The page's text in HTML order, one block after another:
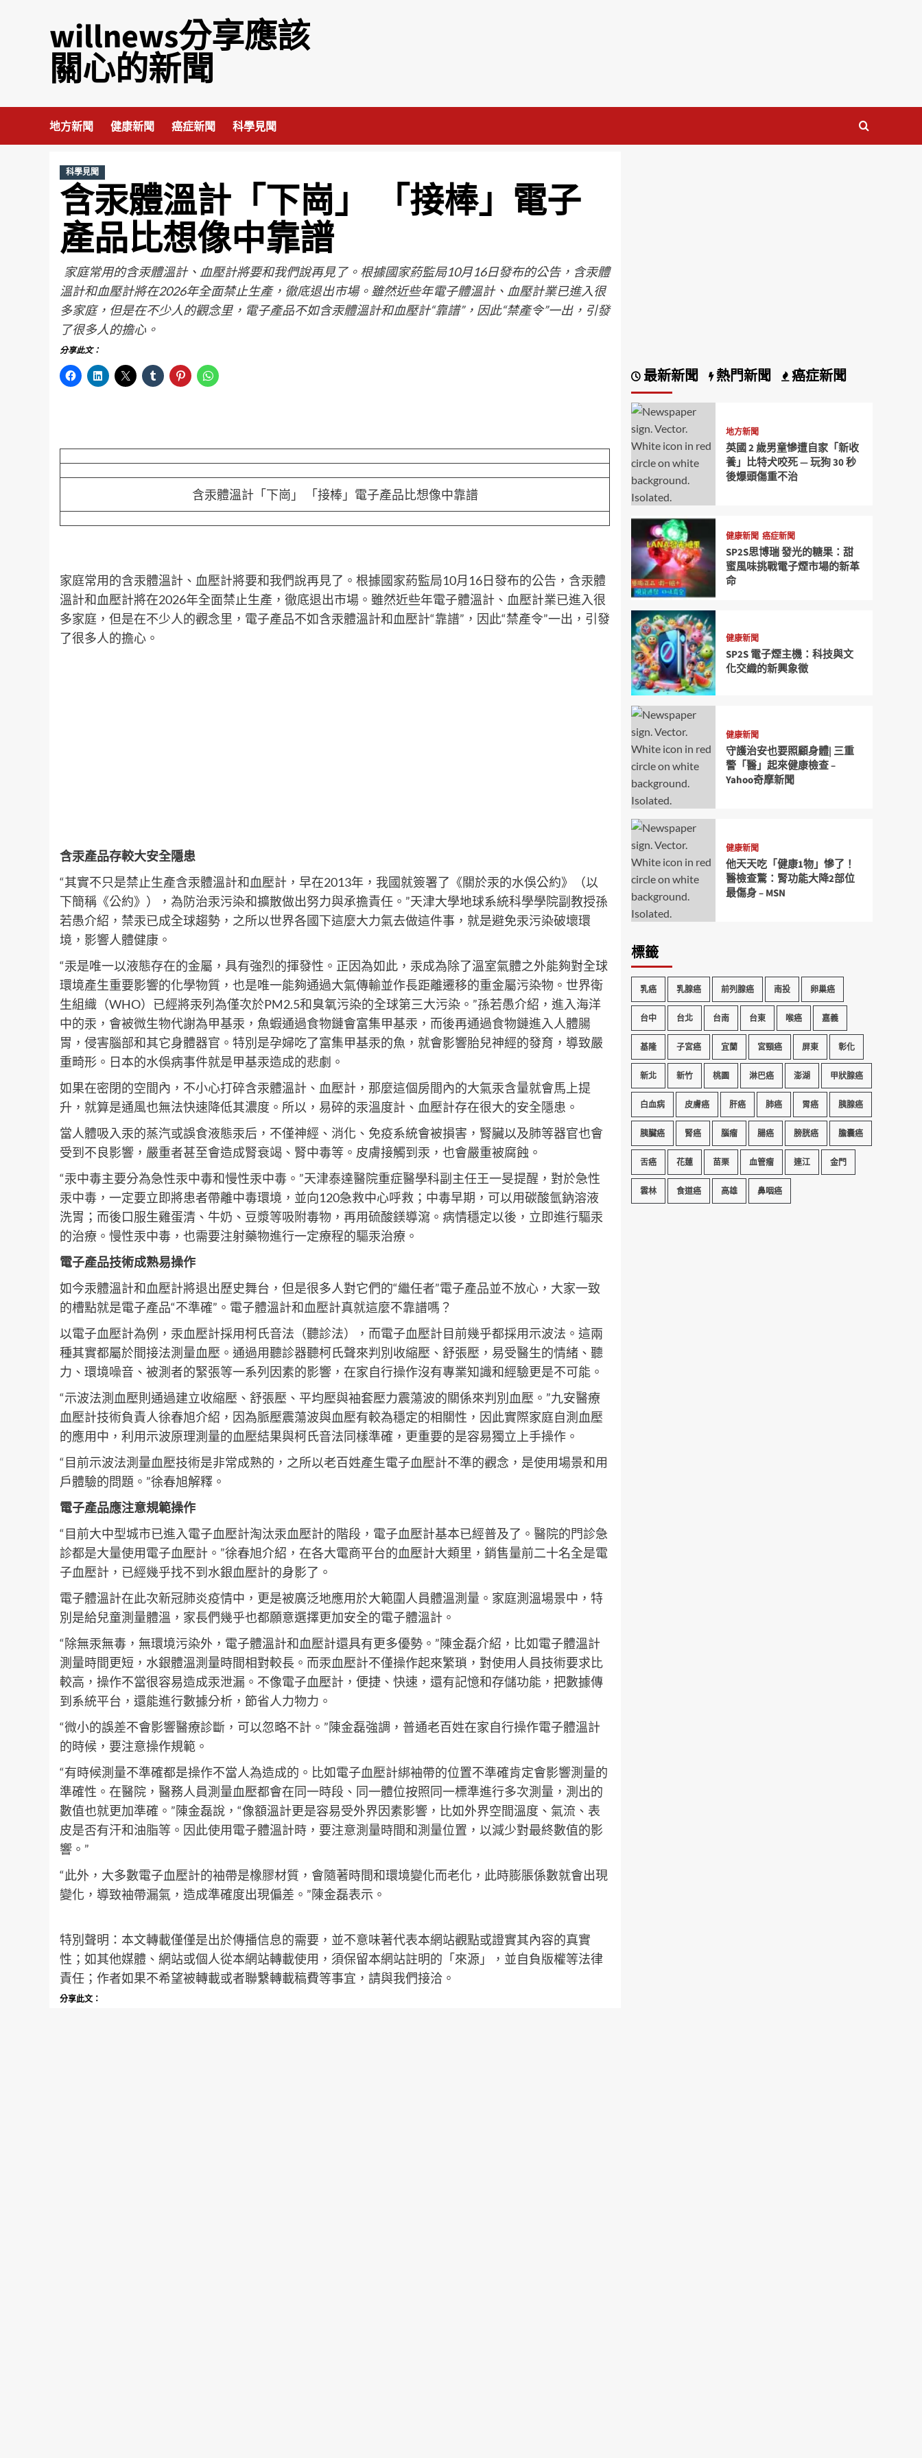
willnews分享應該
關心的新聞
地方新聞 健康新聞 癌症新聞 科學見聞
科學見聞
含汞體溫計「下崗」 「接棒」電子
產品比想像中靠譜
家庭常用的含汞體溫計、血壓計將要和我們說再見了。根據國家葯監局10月16日發布的公告，含汞體
溫計和血壓計將在2026年全面禁止生產，徹底退出市場。雖然近些年電子體溫計、血壓計業已進入很
多家庭，但是在不少人的觀念里，電子產品不如含汞體溫計和血壓計“靠譜”，因此“禁產令”一出，引發
了很多人的擔心。
分享此文：
含汞體溫計「下崗」 「接棒」電子產品比想像中靠譜
家庭常用的含汞體溫計、血壓計將要和我們說再見了。根據國家葯監局10月16日發布的公告，含汞體
溫計和血壓計將在2026年全面禁止生產，徹底退出市場。雖然近些年電子體溫計、血壓計業已進入很
多家庭，但是在不少人的觀念里，電子產品不如含汞體溫計和血壓計“靠譜”，因此“禁產令”一出，引發
了很多人的擔心。
含汞產品存較大安全隱患
“其實不只是禁止生產含汞體溫計和血壓計，早在2013年，我國就簽署了《關於汞的水俁公約》（以
下簡稱《公約》），為防治汞污染和擴散做出努力與承擔責任。”天津大學地球系統科學學院副教授孫
若愚介紹，禁汞已成全球趨勢，之所以世界各國下這麼大力氣去做這件事，就是避免汞污染破壞環
境，影響人體健康。
“汞是唯一以液態存在的金屬，具有強烈的揮發性。正因為如此，汞成為除了溫室氣體之外能夠對全球
環境產生重要影響的化學物質，也是唯一能夠通過大氣傳輸並作長距離遷移的重金屬污染物。世界衛
生組織（WHO）已經將汞列為僅次於PM2.5和臭氧污染的全球第三大污染。”孫若愚介紹，進入海洋
中的汞，會被微生物代謝為甲基汞，魚蝦通過食物鏈會富集甲基汞，而後再通過食物鏈進入人體腸
胃，侵害腦部和其它身體器官。特別是孕婦吃了富集甲基汞的魚，就會影響胎兒神經的發育，導致嚴
重畸形。日本的水俁病事件就是甲基汞造成的悲劇。
如果在密閉的空間內，不小心打碎含汞體溫計、血壓計，那麼這個房間內的大氣汞含量就會馬上提
升，就算是通風也無法快速降低其濃度。所以，易碎的汞溫度計、血壓計存在很大的安全隱患。
當人體吸入汞的蒸汽或誤食液態汞后，不僅神經、消化、免疫系統會被損害，腎臟以及肺等器官也會
受到不良影響，嚴重者甚至會造成腎衰竭、腎中毒等。皮膚接觸到汞，也會嚴重被腐蝕。
“汞中毒主要分為急性汞中毒和慢性汞中毒。”天津泰達醫院重症醫學科副主任王一旻提醒，對於急性
汞中毒，一定要立即將患者帶離中毒環境，並向120急救中心呼救；中毒早期，可以用碳酸氫鈉溶液
洗胃；而後口服生雞蛋清、牛奶、豆漿等吸附毒物，再用硫酸鎂導瀉。病情穩定以後，立即進行驅汞
的治療。慢性汞中毒，也需要注射藥物進行一定療程的驅汞治療。
電子產品技術成熟易操作
如今汞體溫計和血壓計將退出歷史舞台，但是很多人對它們的“繼任者”電子產品並不放心，大家一致
的槽點就是電子產品“不準確”。電子體溫計和血壓計真就這麼不靠譜嗎？
以電子血壓計為例，汞血壓計採用柯氏音法（聽診法），而電子血壓計目前幾乎都採用示波法。這兩
種其實都屬於間接法測量血壓。通過用聽診器聽柯氏聲來判別收縮壓、舒張壓，易受醫生的情緒、聽
力、環境噪音、被測者的緊張等一系列因素的影響，在家自行操作沒有專業知識和經驗更是不可能。
“示波法測血壓則通過建立收縮壓、舒張壓、平均壓與袖套壓力震蕩波的關係來判別血壓。”九安醫療
血壓計技術負責人徐春旭介紹，因為脈壓震蕩波與血壓有較為穩定的相關性，因此實際家庭自測血壓
的應用中，利用示波原理測量的血壓結果與柯氏音法同樣準確，更重要的是容易獨立上手操作。
“目前示波法測量血壓技術是非常成熟的，之所以老百姓產生電子血壓計不準的觀念，是使用場景和用
戶體驗的問題。”徐春旭解釋。
電子產品應注意規範操作
“目前大中型城市已進入電子血壓計淘汰汞血壓計的階段，電子血壓計基本已經普及了。醫院的門診急
診都是大量使用電子血壓計。”徐春旭介紹，在各大電商平台的血壓計大類里，銷售量前二十名全是電
子血壓計，已經幾乎找不到水銀血壓計的身影了。
電子體溫計在此次新冠肺炎疫情中，更是被廣泛地應用於大範圍人員體溫測量。家庭測溫場景中，特
別是給兒童測量體溫，家長們幾乎也都願意選擇更加安全的電子體溫計。
“除無汞無毒，無環境污染外，電子體溫計和血壓計還具有更多優勢。”陳金磊介紹，比如電子體溫計
測量時間更短，水銀體溫測量時間相對較長。而汞血壓計不僅操作起來繁瑣，對使用人員技術要求比
較高，操作不當很容易造成汞泄漏。不像電子血壓計，便捷、快速，還有記憶和存儲功能，把數據傳
到系統平台，還能進行數據分析，節省人力物力。
“微小的誤差不會影響醫療診斷，可以忽略不計。”陳金磊強調，普通老百姓在家自行操作電子體溫計
的時候，要注意操作規範。
“有時候測量不準確都是操作不當人為造成的。比如電子血壓計綁袖帶的位置不準確肯定會影響測量的
準確性。在醫院，醫務人員測量血壓都會在同一時段、同一體位按照同一標準進行多次測量，測出的
數值也就更加準確。”陳金磊說，“像額溫計更是容易受外界因素影響，比如外界空間溫度、氣流、表
皮是否有汗和油脂等。因此使用電子體溫計時，要注意測量時間和測量位置，以減少對最終數值的影
響。”
“此外，大多數電子血壓計的袖帶是橡膠材質，會隨著時間和環境變化而老化，此時膨脹係數就會出現
變化，導致袖帶漏氣，造成準確度出現偏差。”陳金磊表示。
特別聲明：本文轉載僅僅是出於傳播信息的需要，並不意味著代表本網站觀點或證實其內容的真實
性；如其他媒體、網站或個人從本網站轉載使用，須保留本網站註明的「來源」，並自負版權等法律
責任；作者如果不希望被轉載或者聯繫轉載稿費等事宜，請與我們接洽。
分享此文：
最新新聞 熱門新聞 癌症新聞
地方新聞
英國 2 歲男童慘遭自家「新收
養」比特犬咬死 — 玩狗 30 秒
後爆頭傷重不治
健康新聞 癌症新聞
SP2S思博瑞 發光的糖果：甜
蜜風味挑戰電子煙市場的新革
命
健康新聞
SP2S 電子煙主機：科技與文
化交織的新興象徵
健康新聞
守護治安也要照顧身體| 三重
警「醫」起來健康檢查 –
Yahoo奇摩新聞
健康新聞
他天天吃「健康1物」慘了！
醫檢查驚：腎功能大降2部位
最傷身 – MSN
標籤
乳癌 乳腺癌 前列腺癌 南投 卵巢癌
台中 台北 台南 台東 喉癌 嘉義
基隆 子宮癌 宜蘭 宮頸癌 屏東 彰化
新北 新竹 桃園 淋巴癌 澎湖 甲狀腺癌
白血病 皮膚癌 肝癌 肺癌 胃癌 胰腺癌
胰臟癌 腎癌 腦瘤 腸癌 膀胱癌 膽囊癌
舌癌 花蓮 苗栗 血管瘤 連江 金門
雲林 食道癌 高雄 鼻咽癌